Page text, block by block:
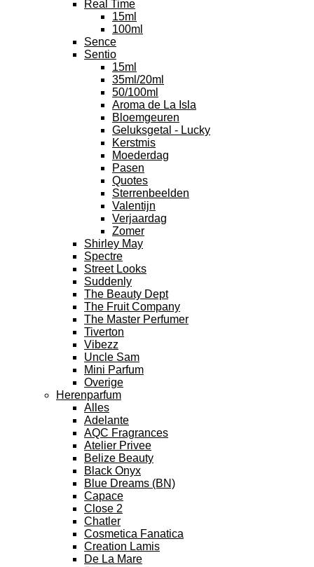
Real Time
15ml
100ml
Sence
Sentio
15ml
35ml/20ml
50/100ml
Aroma de La Isla
Bloemgeuren
Geluksgetal - Lucky
Kerstmis
Moederdag
Pasen
Quotes
Sterrenbeelden
Valentijn
Verjaardag
Zomer
Shirley May
Spectre
Street Looks
Suddenly
The Beauty Dept
The Fruit Company
The Master Perfumer
Tiverton
Vibezz
Uncle Sam
Mini Parfum
Overige
Herenparfum
Alles
Adelante
AQC Fragrances
Atelier Privee
Belize Beauty
Black Onyx
Blue Dreams (BN)
Capace
Close 2
Chatler
Cosmetica Fanatica
Creation Lamis
De La Mare